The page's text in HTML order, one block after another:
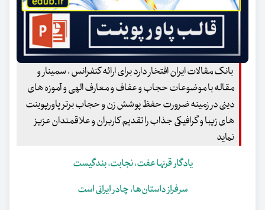
بانک مقالات ایران افتخار دارد برای ارائه کنفرانس ، سمینار و
مقاله با موضوعات حجاب و عفاف و معارف الهی و آموزه های
دینی در زمینه ضرورت حفظ پوشش زن و حجاب برتر پاورپوینت
های زیبا و گرافیکی جذاب را تقدیم کاربران و علاقمندان عزیز
نماید
یادگار قرنها عفت، نجابت، بندگیست
سرفراز داستان‌ها، چادر ایرانی است